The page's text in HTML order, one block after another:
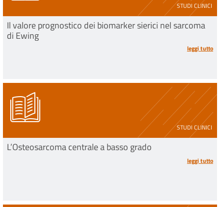
STUDI CLINICI
Il valore prognostico dei biomarker sierici nel sarcoma
di Ewing
leggi tutto
STUDI CLINICI
L’Osteosarcoma centrale a basso grado
leggi tutto